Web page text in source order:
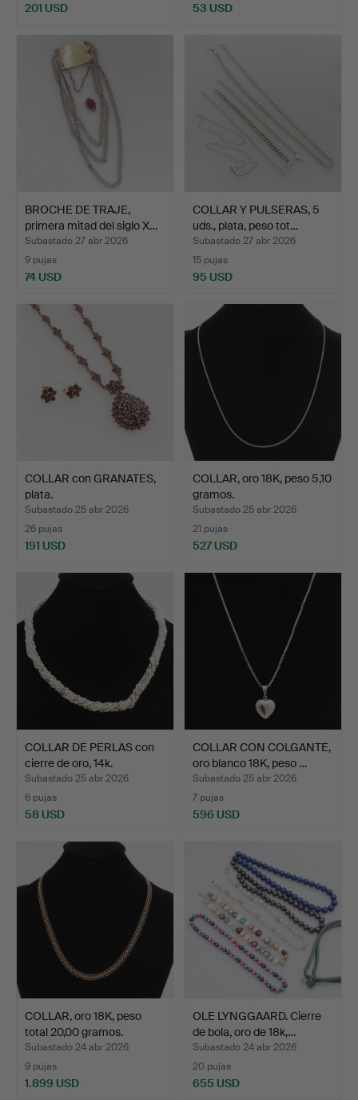
201 USD 53 USD
BROCHE DE TRAJE,
primera mitad del siglo X…
Subastado 27 abr 2026
9 pujas
74 USD
COLLAR Y PULSERAS, 5
uds., plata, peso tot…
Subastado 27 abr 2026
15 pujas
95 USD
COLLAR con GRANATES,
plata.
Subastado 25 abr 2026
26 pujas
191 USD
COLLAR, oro 18K, peso 5,10
gramos.
Subastado 25 abr 2026
21 pujas
527 USD
COLLAR DE PERLAS con
cierre de oro, 14k.
Subastado 25 abr 2026
6 pujas
58 USD
COLLAR CON COLGANTE,
oro blanco 18K, peso …
Subastado 25 abr 2026
7 pujas
596 USD
COLLAR, oro 18K, peso
total 20,00 gramos.
Subastado 24 abr 2026
9 pujas
1.899 USD
OLE LYNGGAARD. Cierre
de bola, oro de 18k,…
Subastado 24 abr 2026
20 pujas
655 USD